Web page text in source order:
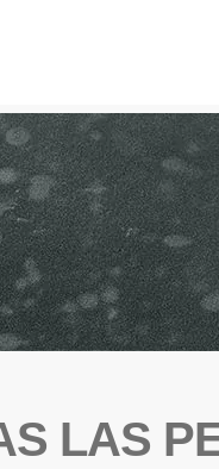
LAS